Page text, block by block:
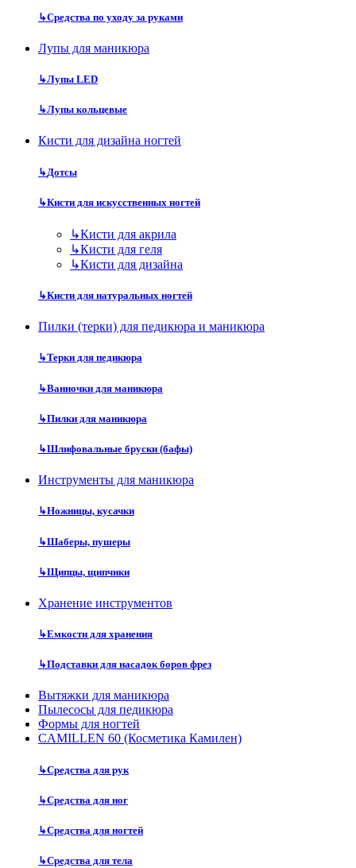
↳Средства по уходу за руками
Лупы для маникюра
↳Лупы LED
↳Лупы кольцевые
Кисти для дизайна ногтей
↳Дотсы
↳Кисти для искусственных ногтей
↳Кисти для акрила
↳Кисти для геля
↳Кисти для дизайна
↳Кисти для натуральных ногтей
Пилки (терки) для педикюра и маникюра
↳Терки для педикюра
↳Ванночки для маникюра
↳Пилки для маникюра
↳Шлифовальные бруски (бафы)
Инструменты для маникюра
↳Ножницы, кусачки
↳Шаберы, пушеры
↳Щипцы, щипчики
Хранение инструментов
↳Емкости для хранения
↳Подставки для насадок боров фрез
Вытяжки для маникюра
Пылесосы для педикюра
Формы для ногтей
CAMILLEN 60 (Косметика Камилен)
↳Средства для рук
↳Средства для ног
↳Средства для ногтей
↳Средства для тела